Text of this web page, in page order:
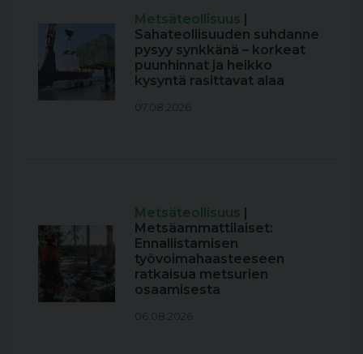
Metsäteollisuus |
Sahateollisuuden suhdanne
pysyy synkkänä – korkeat
puunhinnat ja heikko
kysyntä rasittavat alaa
07.08.2026
Metsäteollisuus |
Metsäammattilaiset:
Ennallistamisen
työvoimahaasteeseen
ratkaisua metsurien
osaamisesta
06.08.2026